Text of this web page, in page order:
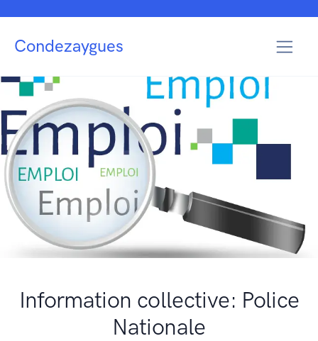
Condezaygues
Information collective: Police
Nationale